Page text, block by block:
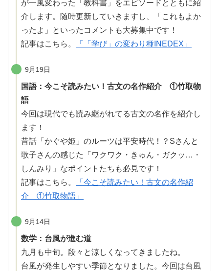
が一風変わった「教科書」をエピソードとともに紹
介します。
随時更新していきますし、「これもよか
ったよ」といったコメントも大募集中です！
記事はこちら。
「「学び」の変わり種INEDEX」
9月19日
国語：今こそ読みたい！古文の名作紹介 ①竹取物
語
今回は現代でも読み継がれてる古文の名作を紹介し
ます！
昔話「かぐや姫」のルーツは平安時代！？Sさんと
歌子さんの感じた「ワクワク・きゅん・ガクッ…・
しんみり」なポイントたちも必見です！
記事はこちら。
「今こそ読みたい！古文の名作紹
介 ①竹取物語」
9月14日
数学：台風が進む道
九月も中旬。 段々 と涼しくなってきましたね。
台風が発生しやすい季節となりました。今回は台風